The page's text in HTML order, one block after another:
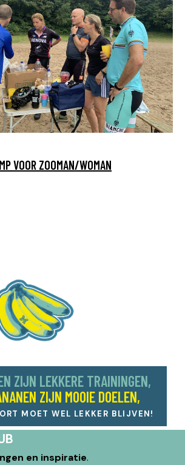
VOOR ZOOMAN/WOMAN
ZIJN LEKKERE TRAININGEN,
ZIJN MOOIE DOELEN,
MOET WEL LEKKER BLIJVEN!
en inspiratie.